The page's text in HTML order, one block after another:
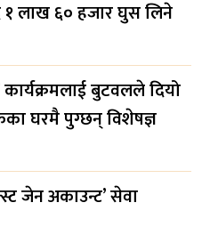
१ लाख ६० हजार घुस लिने
बुटवलले दियो
घरमै पुग्छन् विशेषज्ञ
जेन अकाउन्ट’ सेवा